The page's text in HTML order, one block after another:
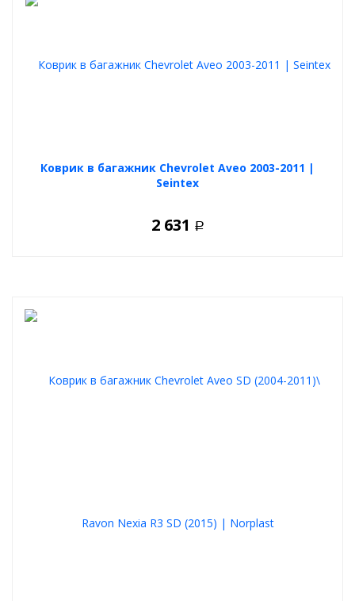
Коврик в багажник Chevrolet Aveo 2003-2011 |
Seintex
2 631 Р